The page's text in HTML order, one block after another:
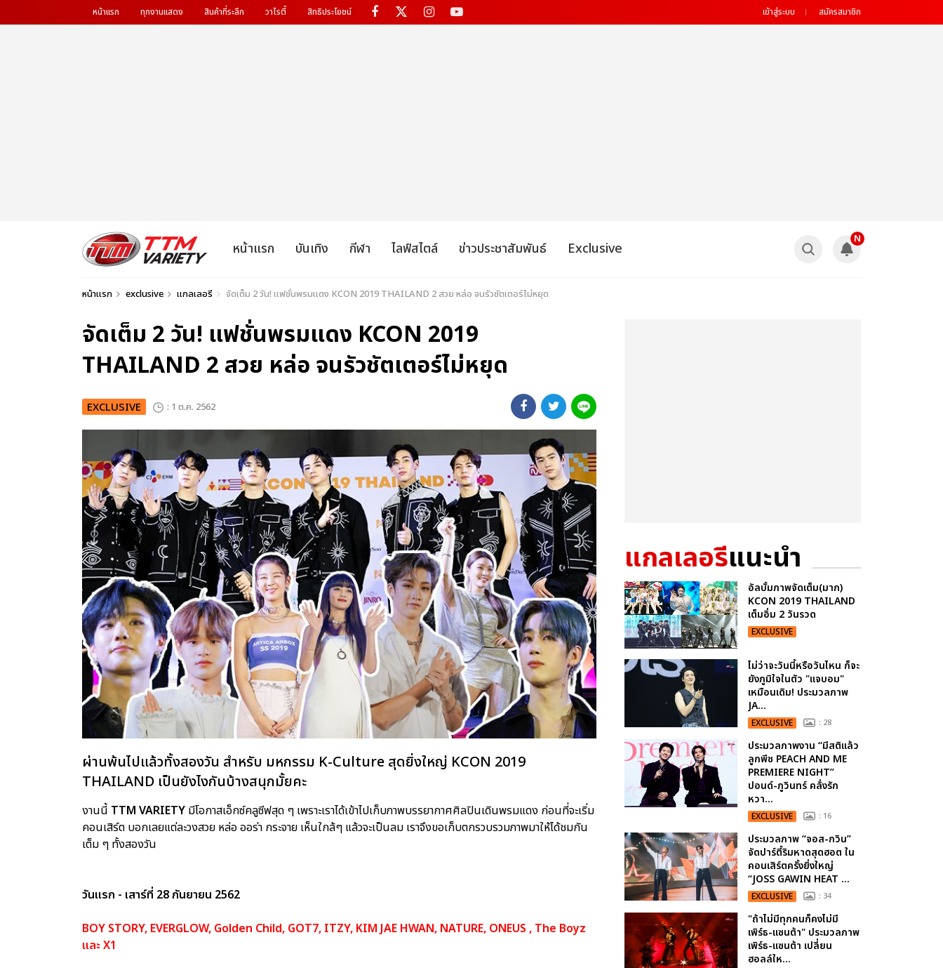
หน้าแรก ทุกงานแสดง สินค้าที่ระลึก วาไรตี้ สิทธิประโยชน์ เข้าสู่ระบบ สมัครสมาชิก
หน้าแรก บันเทิง กีฬา ไลฟ์สไตล์ ข่าวประชาสัมพันธ์ Exclusive
N
หน้าแรก exclusive แกลเลอรี จัดเต็ม 2 วัน! แฟชั่นพรมแดง KCON 2019 THAILAND 2 สวย หล่อ จนรัวชัตเตอร์ไม่หยุด
จัดเต็ม 2 วัน! แฟชั่นพรมแดง KCON 2019
THAILAND 2 สวย หล่อ จนรัวชัตเตอร์ไม่หยุด
EXCLUSIVE : 1 ต.ค. 2562
ผ่านพ้นไปแล้วทั้งสองวัน สำหรับ มหกรรม K-Culture สุดยิ่งใหญ่ KCON 2019
THAILAND เป็นยังไงกันบ้างสนุกมั้ยคะ
งานนี้ TTM VARIETY มีโอกาสเอ็กซ์คลูซีฟสุด ๆ เพราะเราได้เข้าไปเก็บภาพบรรยากาศศิลปินเดินพรมแดง ก่อนที่จะเริ่ม
คอนเสิร์ต บอกเลยแต่ละวงสวย หล่อ ออร่า กระจาย เห็นใกล้ๆ แล้วจะเป็นลม เราจึงขอเก็บตกรวบรวมภาพมาให้ได้ชมกัน
เต็ม ๆ ทั้งสองวัน
วันแรก - เสาร์ที่ 28 กันยายน 2562
BOY STORY, EVERGLOW, Golden Child, GOT7, ITZY, KIM JAE HWAN, NATURE, ONEUS , The Boyz
และ X1
แกลเลอรีแนะนำ
อัลบั้มภาพจัดเต็ม(มาก)
KCON 2019 THAILAND
เต็มอิ่ม 2 วันรวด
EXCLUSIVE
ไม่ว่าจะวันนี้หรือวันไหน ก็จะ
ยังภูมิใจในตัว "แจบอม"
เหมือนเดิม! ประมวลภาพ
JA...
EXCLUSIVE : 28
ประมวลภาพงาน “มีสติแล้ว
ลูกพีช PEACH AND ME
PREMIERE NIGHT”
ปอนด์-ภูวินทร์ คลั่งรัก
หวา...
EXCLUSIVE : 16
ประมวลภาพ “จอส-กวิน”
จัดปาร์ตี้ริมหาดสุดฮอต ใน
คอนเสิร์ตครั้งยิ่งใหญ่
“JOSS GAWIN HEAT ...
EXCLUSIVE : 34
"ถ้าไม่มีทุกคนก็คงไม่มี
เพิร์ธ-แซนต้า" ประมวลภาพ
เพิร์ธ-แซนต้า เปลี่ยน
ฮอลล์ให...